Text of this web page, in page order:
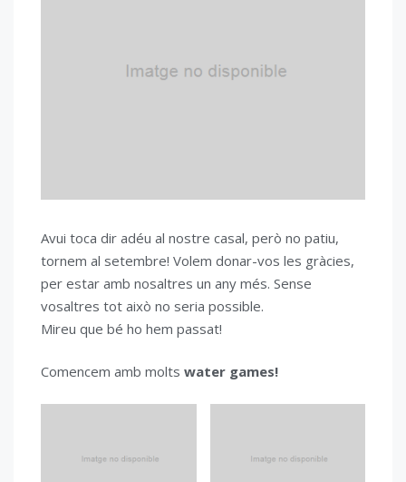
Avui toca dir adéu al nostre casal, però no patiu,
tornem al setembre! Volem donar-vos les gràcies,
per estar amb nosaltres un any més. Sense
vosaltres tot això no seria possible.
Mireu que bé ho hem passat!
Comencem amb molts water games!